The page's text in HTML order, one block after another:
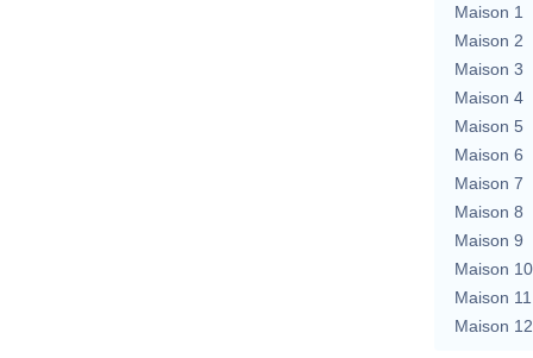
Maison 1
Maison 2
Maison 3
Maison 4
Maison 5
Maison 6
Maison 7
Maison 8
Maison 9
Maison 10
Maison 11
Maison 12